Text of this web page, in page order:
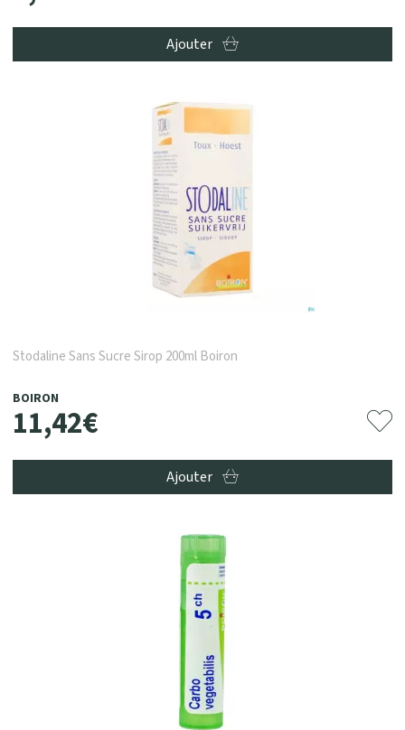
Ajouter
Stodaline Sans Sucre Sirop 200ml Boiron
BOIRON
11,42€
Ajouter